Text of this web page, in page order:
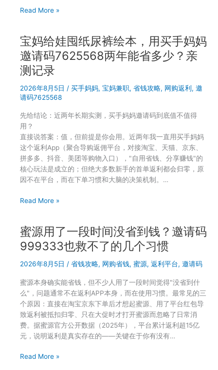
这
类
母
婴
物
一
年
能
省
多
少
The
for
Each
of
the
16
Personality
Read More »
宝妈给娃囤纸尿裤绘本，用买手妈妈
邀请码7625568两年能省多少？亲
测记录
2026年8月5日 / 买手妈妈, 宝妈兼职, 省钱攻略, 网购返利 , 邀
请码7625568
先给结论：近两年长期实测，买手妈妈邀请码到底值不值得
用？
直接说答案：值，但前提是你会用。近两年我一直用买手妈妈
这个返利App（聚合导购返佣平台，对接淘宝、天猫、京东、
拼多多、抖音、美团等购物入口），"自用省钱、分享赚钱"的
核心玩法是成立的；但绝大多数新手的首单返利都会归零，原
因不在平台，而在下单习惯和大脑的决策机制。…
宝
娃
囤
尿
绘
本，
用
买
手
妈
邀
Read More »
蜜源用了一段时间没省到钱？邀请码
999333也救不了的几个习惯
2026年8月5日 / 省钱攻略, 网购省钱, 蜜源, 返利平台, 邀请码
蜜源本身确实能省钱，但不少人用了一段时间觉得"没省到什
么"，问题通常不在返利APP本身，而在使用习惯。最常见的三
个原因：直接在淘宝京东下单后才想起蜜源、用了平台红包导
致返利被抵扣归零、只在大促时才打开蜜源而忽略了日常消
费。据蜜源官方公开数据（2025年），平台累计返利超15亿
元，说明返利是真实存在的——关键在于你有没有…
蜜
Read More »